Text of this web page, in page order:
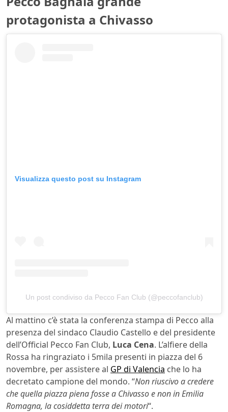
protagonista a Chivasso
Visualizza questo post su Instagram
Un post condiviso da Pecco Fan Club (@peccofanclub)
Al mattino c’è stata la conferenza stampa di Pecco alla
presenza del sindaco Claudio Castello e del presidente
dell’Official Pecco Fan Club, Luca Cena. L’alfiere della
Rossa ha ringraziato i 5mila presenti in piazza del 6
novembre, per assistere al GP di Valencia che lo ha
decretato campione del mondo. “Non riuscivo a credere
che quella piazza piena fosse a Chivasso e non in Emilia
Romagna, la cosiddetta terra dei motori“.